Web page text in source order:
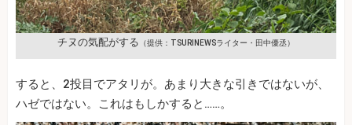
チヌの気配がする （提供：TSURINEWSライター・田中優丞）
すると、2投目でアタリが。あまり大きな引きではないが、
ハゼではない。これはもしかすると……。